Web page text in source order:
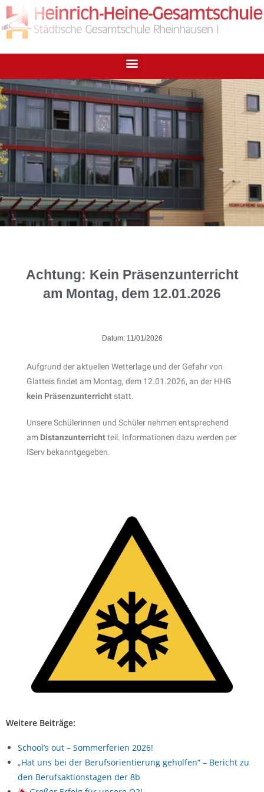
Achtung: Kein Präsenzunterricht
am Montag, dem 12.01.2026
Datum: 11/01/2026
Aufgrund der aktuellen Wetterlage und der Gefahr von
Glatteis findet am Montag, dem 12.01.2026, an der HHG
kein Präsenzunterricht statt.
Unsere Schülerinnen und Schüler nehmen entsprechend
am Distanzunterrichtteil. Informationen dazu werden per
IServ bekanntgegeben.
Weitere Beiträge:
School’s out – Sommerferien 2026!
„Hat uns bei der Berufsorientierung geholfen“ – Bericht zu
den Berufsaktionstagen der 8b